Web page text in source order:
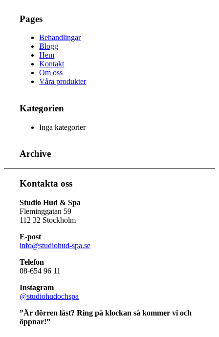
Pages
Behandlingar
Blogg
Hem
Kontakt
Om oss
Våra produkter
Kategorien
Inga kategorier
Archive
Kontakta oss
Studio Hud & Spa
Fleminggatan 59
112 32 Stockholm
E-post
info@studiohud-spa.se
Telefon
08-654 96 11
Instagram
@studiohudochspa
”Är dörren låst? Ring på klockan så kommer vi och
öppnar!”